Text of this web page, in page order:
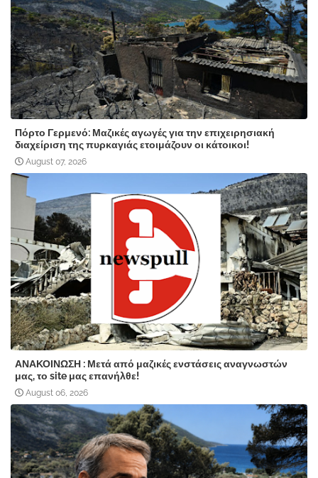
Πόρτο Γερμενό: Μαζικές αγωγές για την επιχειρησιακή
διαχείριση της πυρκαγιάς ετοιμάζουν οι κάτοικοι!
August 07, 2026
ΑΝΑΚΟΙΝΩΣΗ : Μετά από μαζικές ενστάσεις αναγνωστών
μας, το site μας επανήλθε!
August 06, 2026